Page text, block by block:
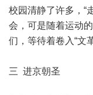
校园清静了许多，“
会，可是随着运动
们，等待着卷入“文
三 进京朝圣